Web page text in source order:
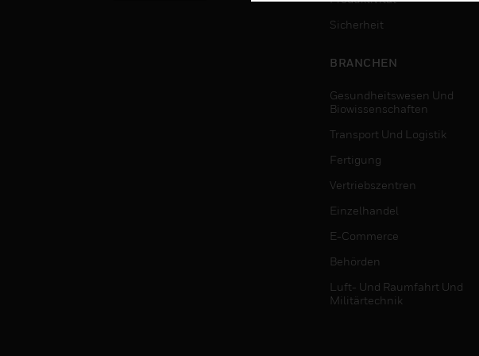
Sicherheit
BRANCHEN
Gesundheitswesen Und
Biowissenschaften
Transport Und Logistik
Fertigung
Vertriebszentren
Einzelhandel
E-Commerce
Behörden
Luft- Und Raumfahrt Und
Militärtechnik